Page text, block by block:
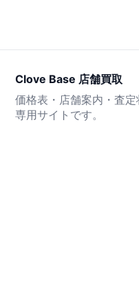
Clove Base 店舗買取
価格表・店舗案内・査
専用サイトです。